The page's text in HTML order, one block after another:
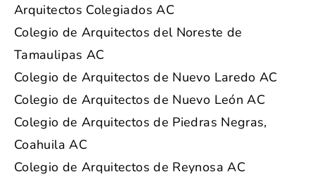
Arquitectos Colegiados AC
Colegio de Arquitectos del Noreste de
Tamaulipas AC
Colegio de Arquitectos de Nuevo Laredo AC
Colegio de Arquitectos de Nuevo León AC
Colegio de Arquitectos de Piedras Negras,
Coahuila AC
Colegio de Arquitectos de Reynosa AC